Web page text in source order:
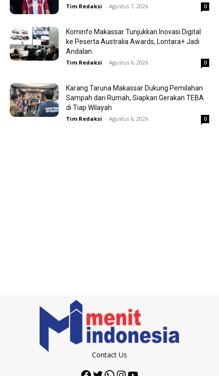
Tim Redaksi - Agustus 7, 2026 0
Kominfo Makassar Tunjukkan Inovasi Digital
ke Peserta Australia Awards, Lontara+ Jadi
Andalan
Tim Redaksi - Agustus 6, 2026 0
Karang Taruna Makassar Dukung Pemilahan
Sampah dari Rumah, Siapkan Gerakan TEBA
di Tiap Wilayah
Tim Redaksi - Agustus 6, 2026 0
Contact Us